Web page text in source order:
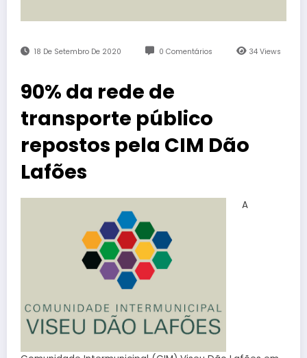
18 De Setembro De 2020 0 Comentários 34Views
90% da rede de
transporte público
repostos pela CIM Dão
Lafões
A